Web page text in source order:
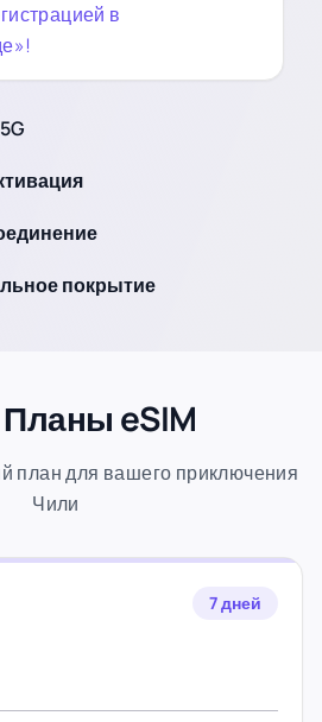
в
покрытие
eSIM
план для вашего приключения
Чили
7 дней